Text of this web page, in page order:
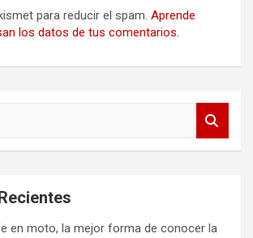
para reducir el spam. Aprende
los datos de tus comentarios.
en moto, la mejor forma de conocer la